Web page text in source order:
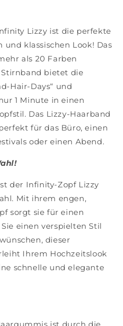
Lizzy ist die perfekte
klassischen Look! Das
als 20 Farben
bietet die
Hair-Days“ und
1 Minute in einen
Das Lizzy-Haarband
für das Büro, einen
oder einen Abend.
der Infinity-Zopf Lizzy
Mit ihrem engen,
sorgt sie für einen
einen verspielten Stil
dieser
Ihrem Hochzeitslook
schnelle und elegante
ist durch die